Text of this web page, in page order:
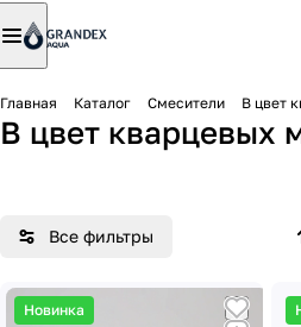
Главная Каталог Смесители В цвет
В цвет кварцевых
К мойкам Alveus
Все фильтры
Новинка